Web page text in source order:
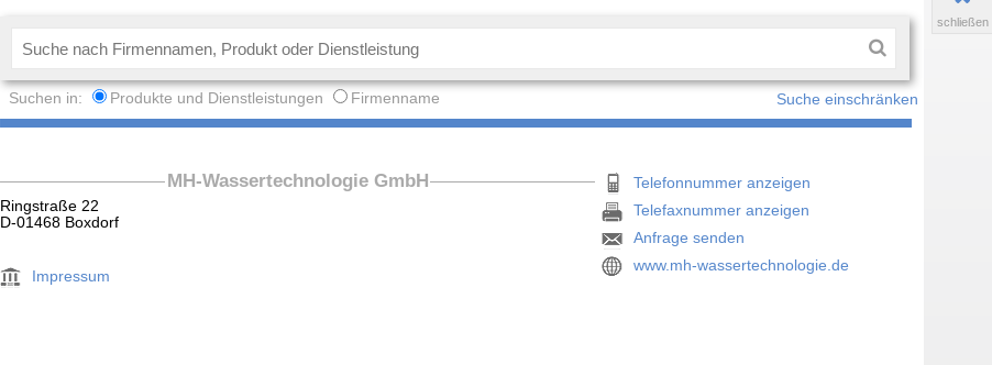
Suchen in: Produkte und Dienstleistungen Firmenname Suche einschränken
MH-Wassertechnologie GmbH
Ringstraße 22
D-01468 Boxdorf
Impressum
Telefonnummer anzeigen
Telefaxnummer anzeigen
Anfrage senden
www.mh-wassertechnologie.de
schließen